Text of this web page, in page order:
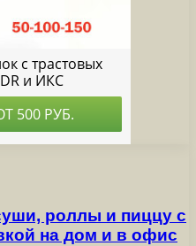
роллы и пиццу с
на дом и в офис